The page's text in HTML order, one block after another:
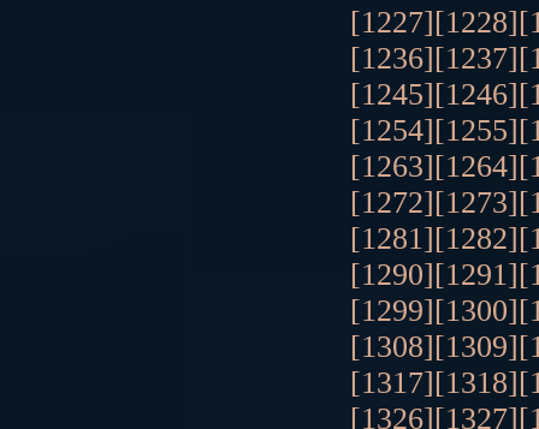
[1227][1228]
[1236][1237]
[1245][1246]
[1254][1255]
[1263][1264]
[1272][1273]
[1281][1282]
[1290][1291]
[1299][1300]
[1308][1309]
[1317][1318]
[1326][1327]